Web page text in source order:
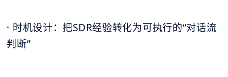
· 时机设计：把SDR经验转化为可执行的“对话流
判断”